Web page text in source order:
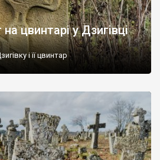
цвинтарі у Дзигівці
і її цвинтар